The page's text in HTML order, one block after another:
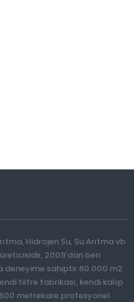
Hidrojen Su, Su Arıtma vb
2009'dan beri
deneyime sahiptir.60.000 m2
filtre fabrikası, kendi kalıp
metrekare profesyonel